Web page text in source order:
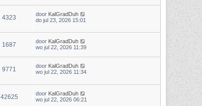
4323 door KalGradDuh
do jul 23, 2026 15:01
1687 door KalGradDuh
wo jul 22, 2026 11:39
9771 door KalGradDuh
wo jul 22, 2026 11:34
42625 door KalGradDuh
wo jul 22, 2026 06:21